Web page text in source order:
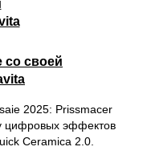
со своей
2025: Prissmacer
цифровых эффектов
Ceramica 2.0.